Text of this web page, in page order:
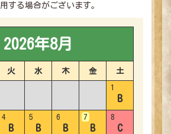
する場合がございます。
2026年8月
火 水 木 金 土
1
B
4
B
5
B
6
B
7
B
8
C